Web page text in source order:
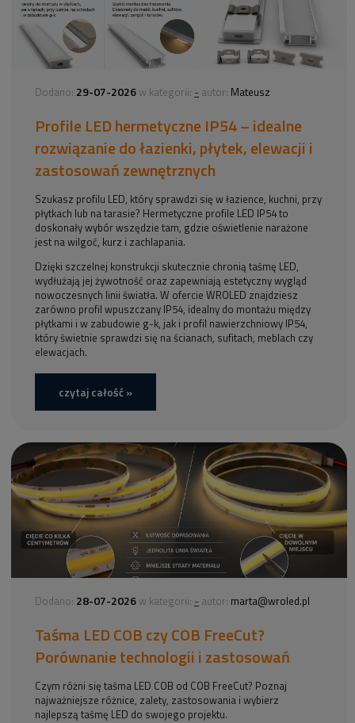
Dodano: 29-07-2026 w kategorii: - autor: Mateusz
Profile LED hermetyczne IP54 – idealne
rozwiązanie do łazienki, płytek, elewacji i
zastosowań zewnętrznych
Szukasz profilu LED, który sprawdzi się w łazience, kuchni, przy
płytkach lub na tarasie? Hermetyczne profile LED IP54 to
doskonały wybór wszędzie tam, gdzie oświetlenie narażone
jest na wilgoć, kurz i zachlapania.
Dzięki szczelnej konstrukcji skutecznie chronią taśmę LED,
wydłużają jej żywotność oraz zapewniają estetyczny wygląd
nowoczesnych linii światła. W ofercie WROLED znajdziesz
zarówno profil wpuszczany IP54, idealny do montażu między
płytkami i w zabudowie g-k, jak i profil nawierzchniowy IP54,
który świetnie sprawdzi się na ścianach, sufitach, meblach czy
elewacjach.
czytaj całość »
Dodano: 28-07-2026 w kategorii: - autor: marta@wroled.pl
Taśma LED COB czy COB FreeCut?
Porównanie technologii i zastosowań
Czym różni się taśma LED COB od COB FreeCut? Poznaj
najważniejsze różnice, zalety, zastosowania i wybierz
najlepszą taśmę LED do swojego projektu.